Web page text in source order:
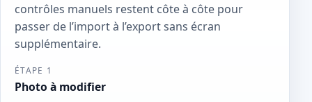
contrôles manuels restent côte à côte pour
passer de l’import à l’export sans écran
supplémentaire.
ÉTAPE 1
Photo à modifier